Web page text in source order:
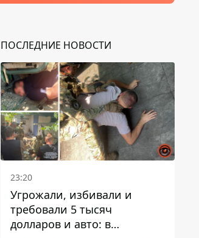
ПОСЛЕДНИЕ НОВОСТИ
23:20
Угрожали, избивали и
требовали 5 тысяч
долларов и авто: в